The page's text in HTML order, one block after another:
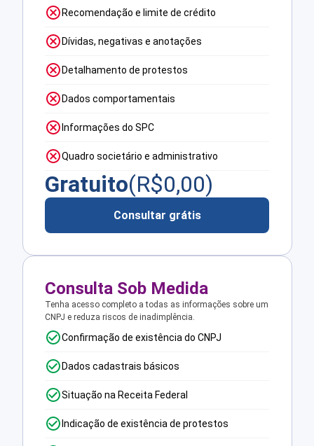
Recomendação e limite de crédito
Dívidas, negativas e anotações
Detalhamento de protestos
Dados comportamentais
Informações do SPC
Quadro societário e administrativo
Gratuito(R$0,00)
Consultar grátis
Consulta Sob Medida
Tenha acesso completo a todas as informações sobre um
CNPJ e reduza riscos de inadimplência.
Confirmação de existência do CNPJ
Dados cadastrais básicos
Situação na Receita Federal
Indicação de existência de protestos